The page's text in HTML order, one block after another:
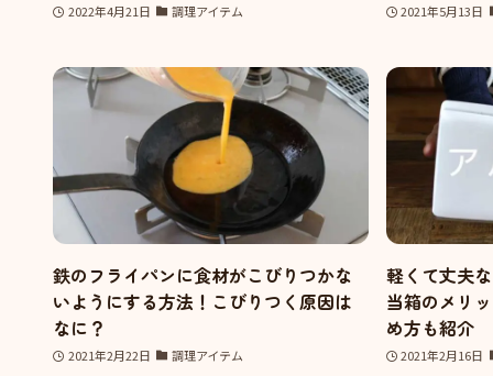
2022年4月21日 調理アイテム 2021年5月13日
鉄のフライパンに食材がこびりつかな
いようにする方法！こびりつく原因は
なに？
2021年2月22日 調理アイテム
軽くて丈夫
当箱のメリ
め方も紹介
2021年2月16日